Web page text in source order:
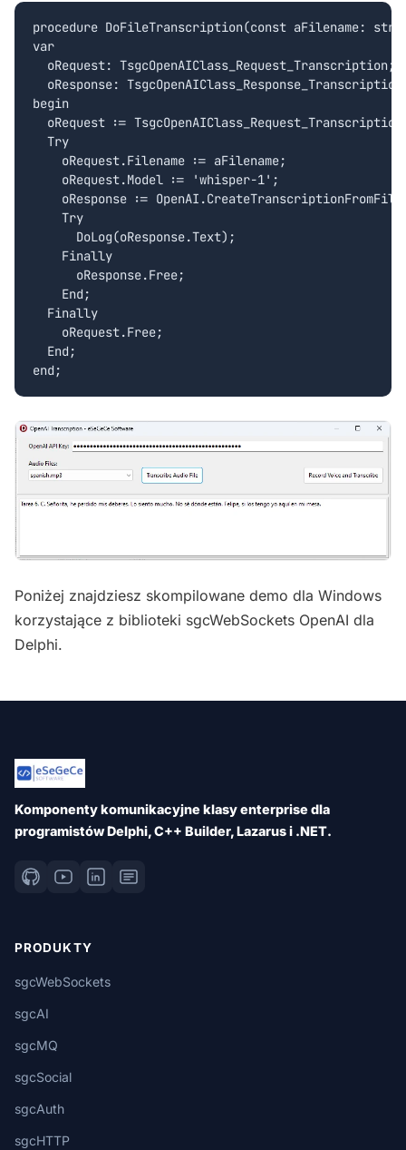
procedure DoFileTranscription(const aFilename:
var
  oRequest: TsgcOpenAIClass_Request_Transcription;
oResponse:
begin
oRequest :=
  Try
    oRequest.Filename := aFilename;
    oRequest.Model := 'whisper-1';
oResponse :=
    Try
      DoLog(oResponse.Text);
    Finally
      oResponse.Free;
    End;
  Finally
    oRequest.Free;
  End;
Poniżej znajdziesz skompilowane demo dla Windows
korzystające z biblioteki sgcWebSockets OpenAI dla
Delphi.
Komponenty komunikacyjne klasy enterprise dla
programistów Delphi, C++ Builder, Lazarus i .NET.
PRODUKTY
sgcWebSockets
sgcAI
sgcMQ
sgcSocial
sgcAuth
sgcHTTP